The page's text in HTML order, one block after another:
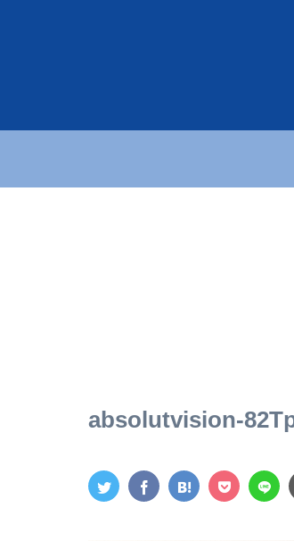
absolutvision-